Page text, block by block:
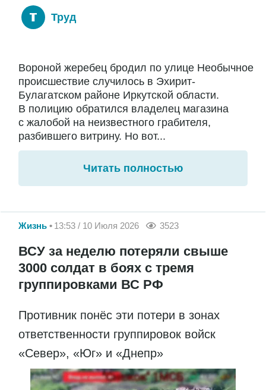
Труд
Вороной жеребец бродил по улице Необычное
происшествие случилось в Эхирит-
Булагатском районе Иркутской области.
В полицию обратился владелец магазина
с жалобой на неизвестного грабителя,
разбившего витрину. Но вот...
Читать полностью
Жизнь 13:53 / 10 Июля 2026 3523
ВСУ за неделю потеряли свыше
3000 солдат в боях с тремя
группировками ВС РФ
Противник понёс эти потери в зонах
ответственности группировок войск
«Север», «Юг» и «Днепр»